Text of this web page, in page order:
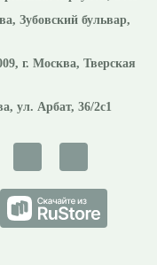
, Зубовский бульвар,
, г. Москва, Тверская
, ул. Арбат, 36/2с1